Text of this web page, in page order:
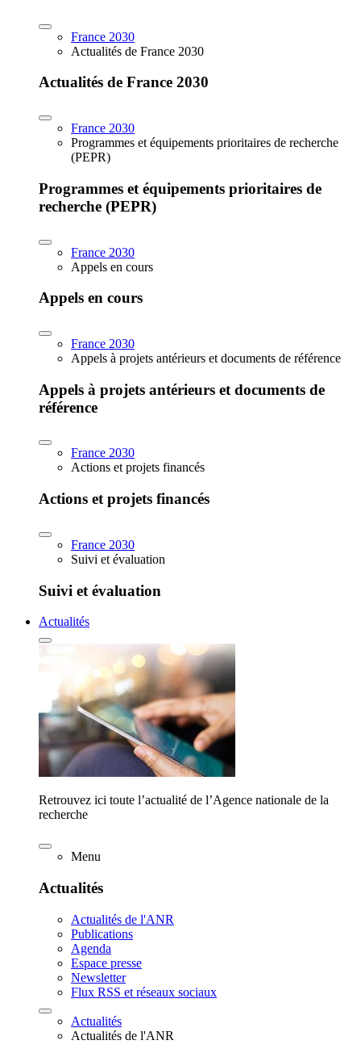
France 2030
Actualités de France 2030
Actualités de France 2030
France 2030
Programmes et équipements prioritaires de recherche
(PEPR)
Programmes et équipements prioritaires de
recherche (PEPR)
France 2030
Appels en cours
Appels en cours
France 2030
Appels à projets antérieurs et documents de référence
Appels à projets antérieurs et documents de
référence
France 2030
Actions et projets financés
Actions et projets financés
France 2030
Suivi et évaluation
Suivi et évaluation
Actualités
Retrouvez ici toute l’actualité de l’Agence nationale de la
recherche
Menu
Actualités
Actualités de l'ANR
Publications
Agenda
Espace presse
Newsletter
Flux RSS et réseaux sociaux
Actualités
Actualités de l'ANR